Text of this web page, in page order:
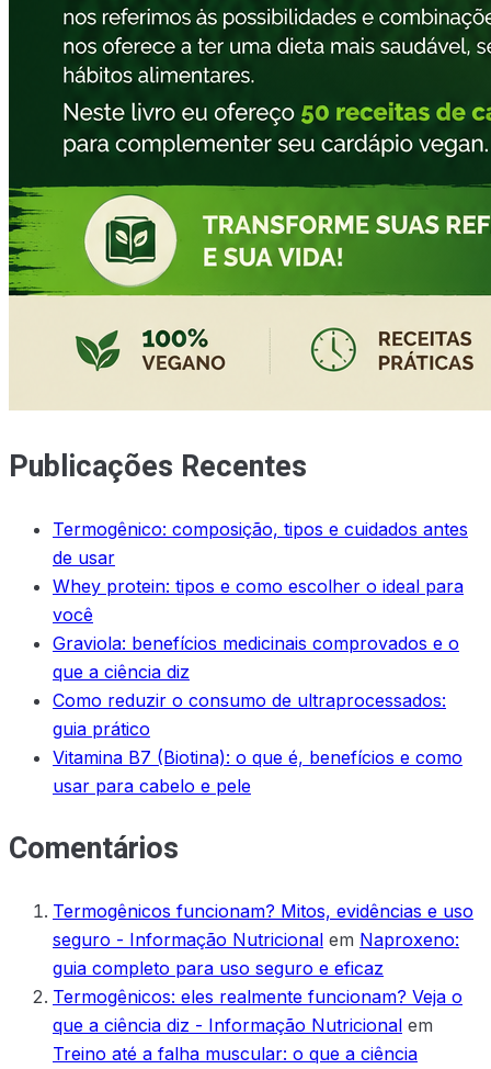
Publicações Recentes
Termogênico: composição, tipos e cuidados antes
de usar
Whey protein: tipos e como escolher o ideal para
você
Graviola: benefícios medicinais comprovados e o
que a ciência diz
Como reduzir o consumo de ultraprocessados:
guia prático
Vitamina B7 (Biotina): o que é, benefícios e como
usar para cabelo e pele
Comentários
Termogênicos funcionam? Mitos, evidências e uso
seguro - Informação Nutricional em Naproxeno:
guia completo para uso seguro e eficaz
Termogênicos: eles realmente funcionam? Veja o
que a ciência diz - Informação Nutricional em
Treino até a falha muscular: o que a ciência